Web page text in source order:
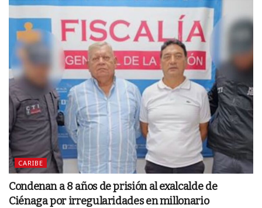
CARIBE
Condenan a 8 años de prisión al exalcalde de
Ciénaga por irregularidades en millonario